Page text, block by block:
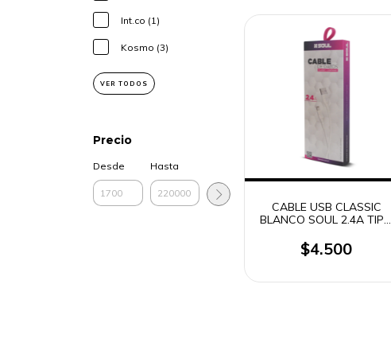
Int.co (1)
Kosmo (3)
VER TODOS
Precio
Desde Hasta
CABLE USB CLASSIC
BLANCO SOUL 2.4A TIPO
$4.500